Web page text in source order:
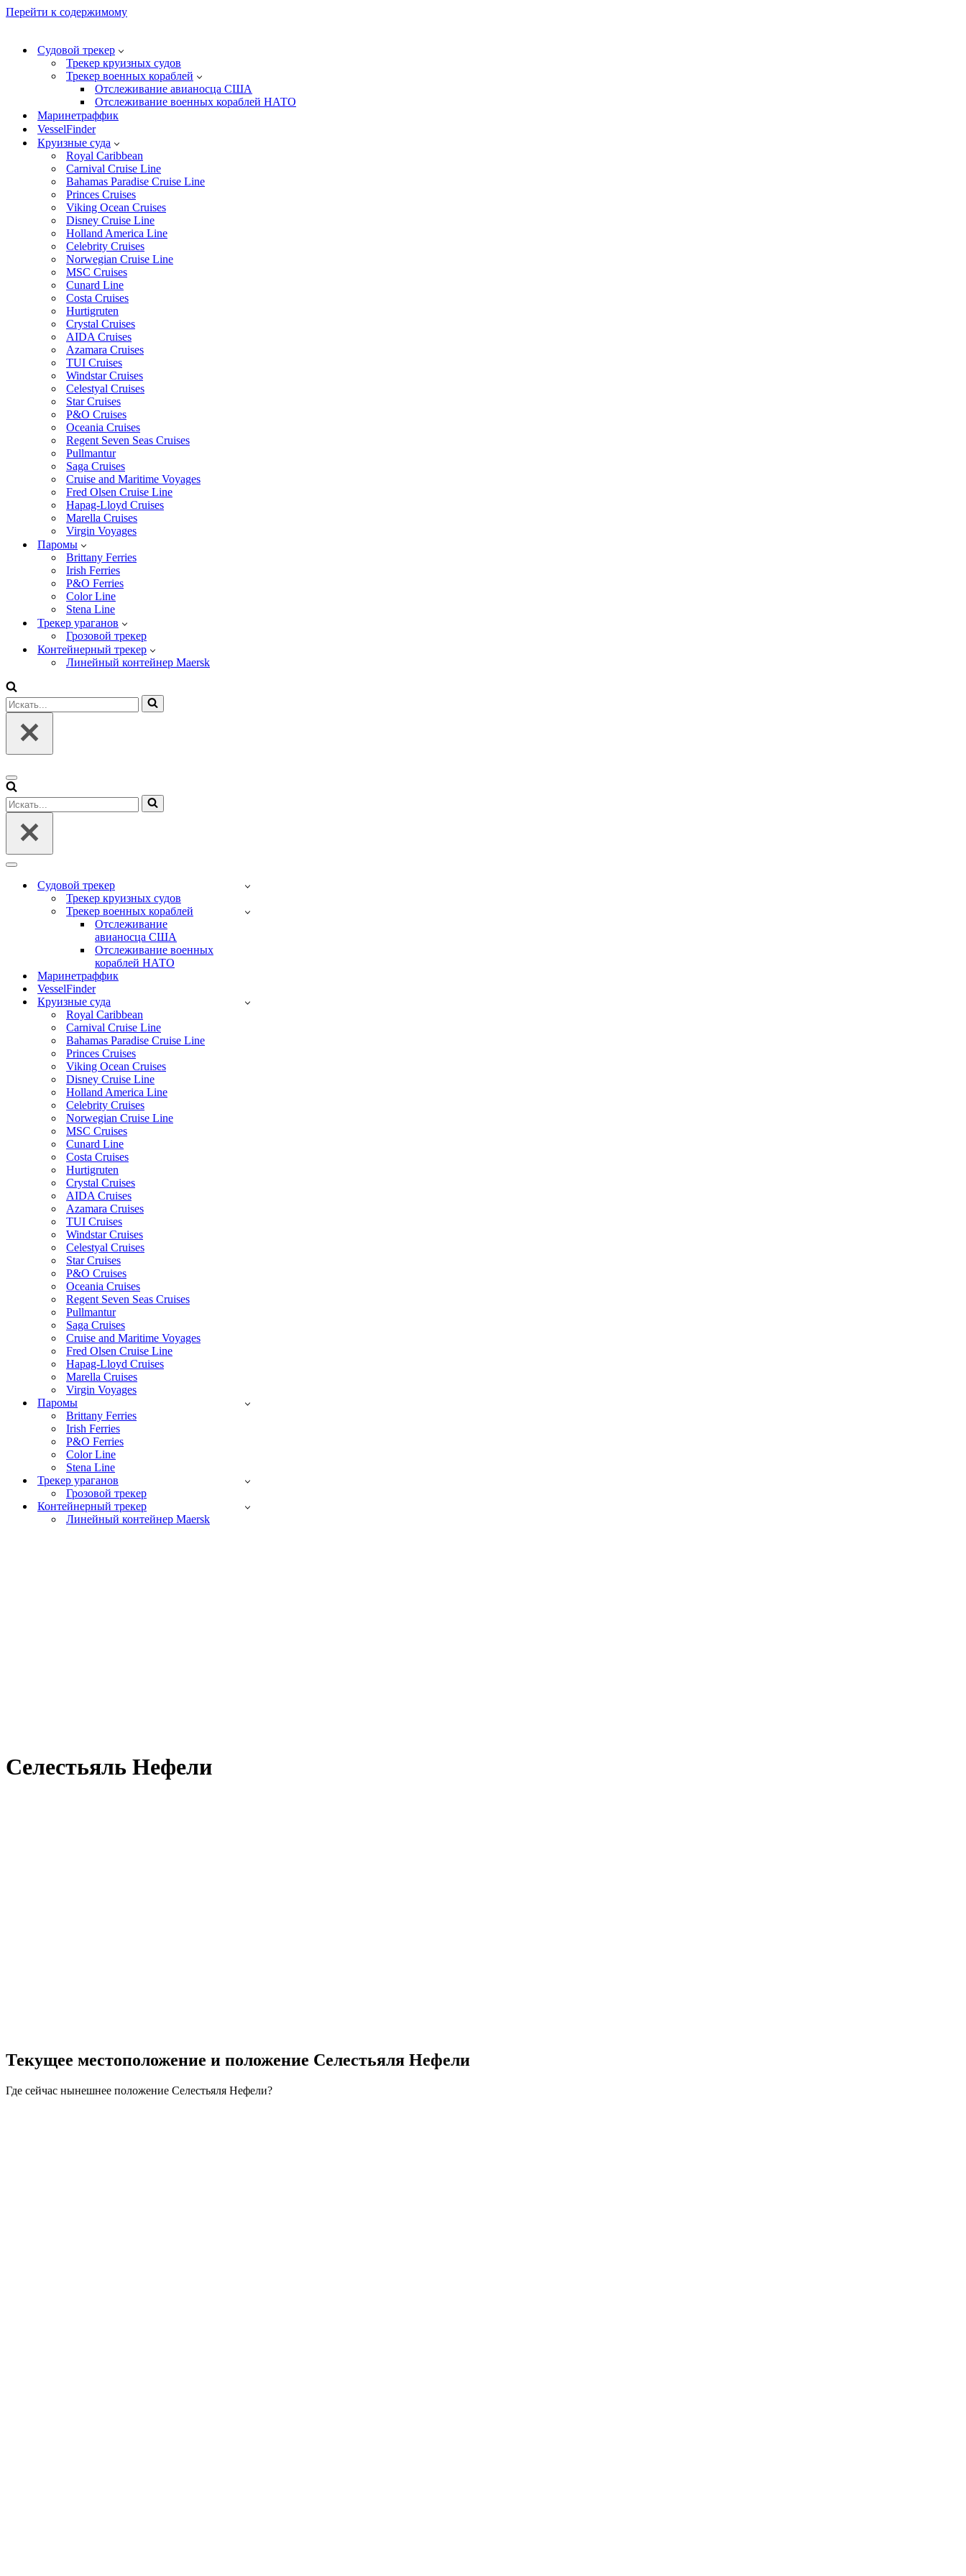
Перейти к содержимому
Судовой трекер
Трекер круизных судов
Трекер военных кораблей
Отслеживание авианосца США
Отслеживание военных кораблей НАТО
Маринетраффик
VesselFinder
Круизные суда
Royal Caribbean
Carnival Cruise Line
Bahamas Paradise Cruise Line
Princes Cruises
Viking Ocean Cruises
Disney Cruise Line
Holland America Line
Celebrity Cruises
Norwegian Cruise Line
MSC Cruises
Cunard Line
Costa Cruises
Hurtigruten
Crystal Cruises
AIDA Cruises
Azamara Cruises
TUI Cruises
Windstar Cruises
Celestyal Cruises
Star Cruises
P&O Cruises
Oceania Cruises
Regent Seven Seas Cruises
Pullmantur
Saga Cruises
Cruise and Maritime Voyages
Fred Olsen Cruise Line
Hapag-Lloyd Cruises
Marella Cruises
Virgin Voyages
Паромы
Brittany Ferries
Irish Ferries
P&O Ferries
Color Line
Stena Line
Трекер ураганов
Грозовой трекер
Контейнерный трекер
Линейный контейнер Maersk
Искать...
Меню
навигации
Искать...
Меню
навигацииСудовой трекер
Трекер круизных судов
Трекер военных кораблей
Отслеживание
авианосца США
Отслеживание военных
кораблей НАТО
Маринетраффик
VesselFinder
Круизные суда
Royal Caribbean
Carnival Cruise Line
Bahamas Paradise Cruise Line
Princes Cruises
Viking Ocean Cruises
Disney Cruise Line
Holland America Line
Celebrity Cruises
Norwegian Cruise Line
MSC Cruises
Cunard Line
Costa Cruises
Hurtigruten
Crystal Cruises
AIDA Cruises
Azamara Cruises
TUI Cruises
Windstar Cruises
Celestyal Cruises
Star Cruises
P&O Cruises
Oceania Cruises
Regent Seven Seas Cruises
Pullmantur
Saga Cruises
Cruise and Maritime Voyages
Fred Olsen Cruise Line
Hapag-Lloyd Cruises
Marella Cruises
Virgin Voyages
Паромы
Brittany Ferries
Irish Ferries
P&O Ferries
Color Line
Stena Line
Трекер ураганов
Грозовой трекер
Контейнерный трекер
Линейный контейнер Maersk
Селестьяль Нефели
Текущее местоположение и положение Селестьяля Нефели
Где сейчас нынешнее положение Селестьяля Нефели?